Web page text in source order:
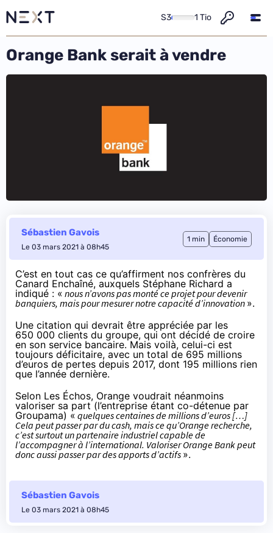
S3 1 Tio
Orange Bank serait à vendre
Sébastien Gavois
Le 03 mars 2021 à 08h45
1 min Économie
C’est en tout cas ce qu’affirment nos confrères du
Canard Enchaîné, auxquels Stéphane Richard a
indiqué : « nous n’avons pas monté ce projet pour devenir
banquiers, mais pour mesurer notre capacité d’innovation ».
Une citation qui devrait être appréciée par les
650 000 clients du groupe, qui ont décidé de croire
en son service bancaire. Mais voilà, celui-ci est
toujours déficitaire, avec un total de 695 millions
d’euros de pertes depuis 2017, dont 195 millions rien
que l’année dernière.
Selon Les Échos, Orange voudrait néanmoins
valoriser sa part (l’entreprise étant co-détenue par
Groupama) « quelques centaines de millions d’euros […]
Cela peut passer par du cash, mais ce qu’Orange recherche,
c’est surtout un partenaire industriel capable de
l’accompagner à l’international. Valoriser Orange Bank peut
donc aussi passer par des apports d’actifs ».
Sébastien Gavois
Le 03 mars 2021 à 08h45